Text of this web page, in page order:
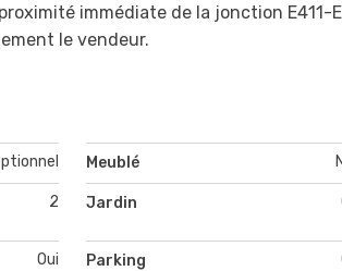
immédiate de la jonction E411-
le vendeur.
Meublé
2 Jardin
Oui Parking